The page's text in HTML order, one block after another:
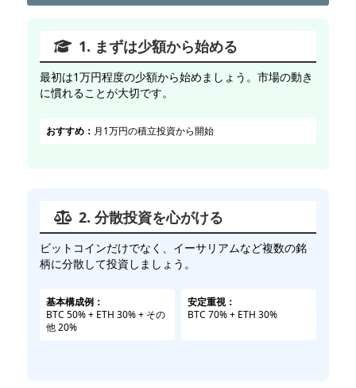
1. まずは少額から始める
最初は1万円程度の少額から始めましょう。市場の動き
に慣れることが大切です。
おすすめ： 月1万円の積立投資から開始
2. 分散投資を心がける
ビットコインだけでなく、イーサリアムなど複数の銘
柄に分散して投資しましょう。
基本構成例：
BTC 50% + ETH 30% + その
他 20%
安定重視：
BTC 70% + ETH 30%